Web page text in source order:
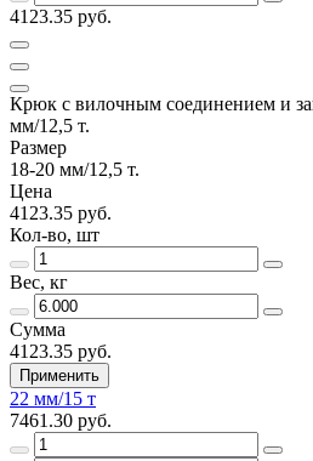
4123.35 руб.
Крюк с вилочным соединением и
мм/12,5 т.
Размер
18-20 мм/12,5 т.
Цена
4123.35 руб.
Кол-во, шт
Вес, кг
Сумма
4123.35 руб.
Применить
22 мм/15 т
7461.30 руб.